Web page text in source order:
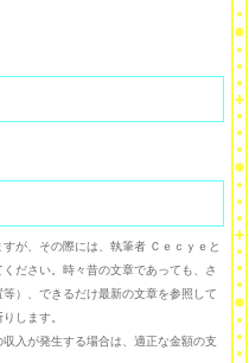
が、その際には、執筆者 Ｃｅｃｙｅと
ださい。時々昔の文章であっても、さ
）、できるだけ最新の文章を参照して
します。
入が発生する場合は、適正な金額の支